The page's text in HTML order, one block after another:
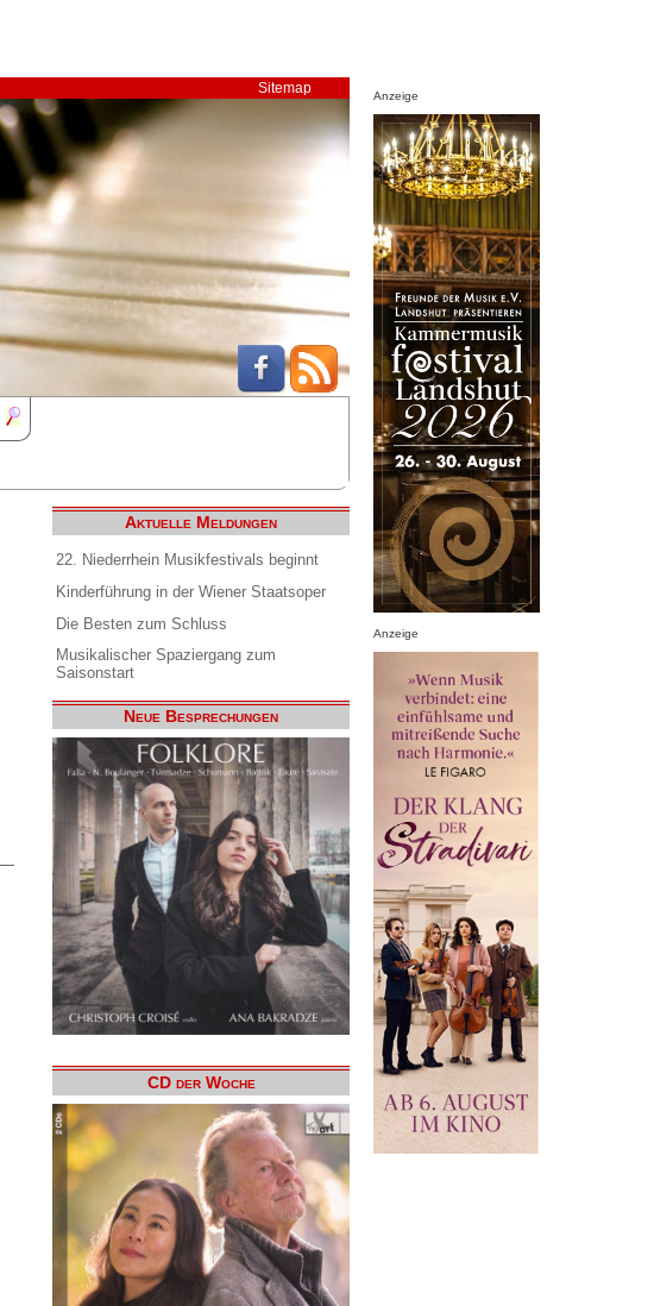
Sitemap
Aktuelle Meldungen
22. Niederrhein Musikfestivals beginnt
Kinderführung in der Wiener Staatsoper
Die Besten zum Schluss
Musikalischer Spaziergang zum
Saisonstart
Neue Besprechungen
CD der Woche
Anzeige
Anzeige